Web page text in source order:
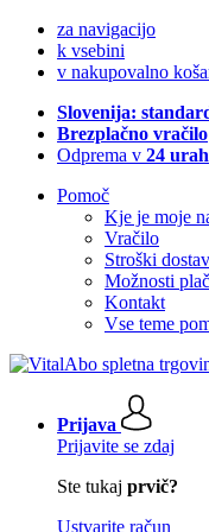
za navigacijo
k vsebini
v nakupovalno
Slovenija:
Brezplačno vračilo
Odprema v 24 urah
Pomoč
Kje je moje
Vračilo
Stroški
Možnosti
Kontakt
Vse teme
Prijava
Prijavite se zdaj
Ste tukaj prvič?
Ustvarite račun